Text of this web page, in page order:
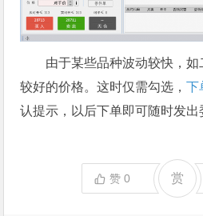
由于某些品种波动较快，
较好的价格。这时仅需勾选，下
认提示，以后下单即可随时发出
赞0 赏